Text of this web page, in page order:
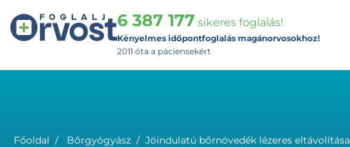
6 387 177 sikeres foglalás!
Kényelmes időpontfoglalás magánorvosokhoz!
2011 óta a páciensekért
Főoldal Bőrgyógyász Jóindulatú bőrnövedék lézeres eltávolítása